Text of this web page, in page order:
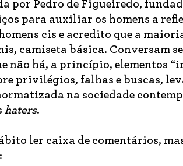
por Pedro de Figueiredo,
para auxiliar os homens a
cis e acredito que a
camiseta básica. Conversam
não há, a princípio, elementos
privilégios, falhas e buscas,
na sociedade
haters.
ler caixa de comentários,